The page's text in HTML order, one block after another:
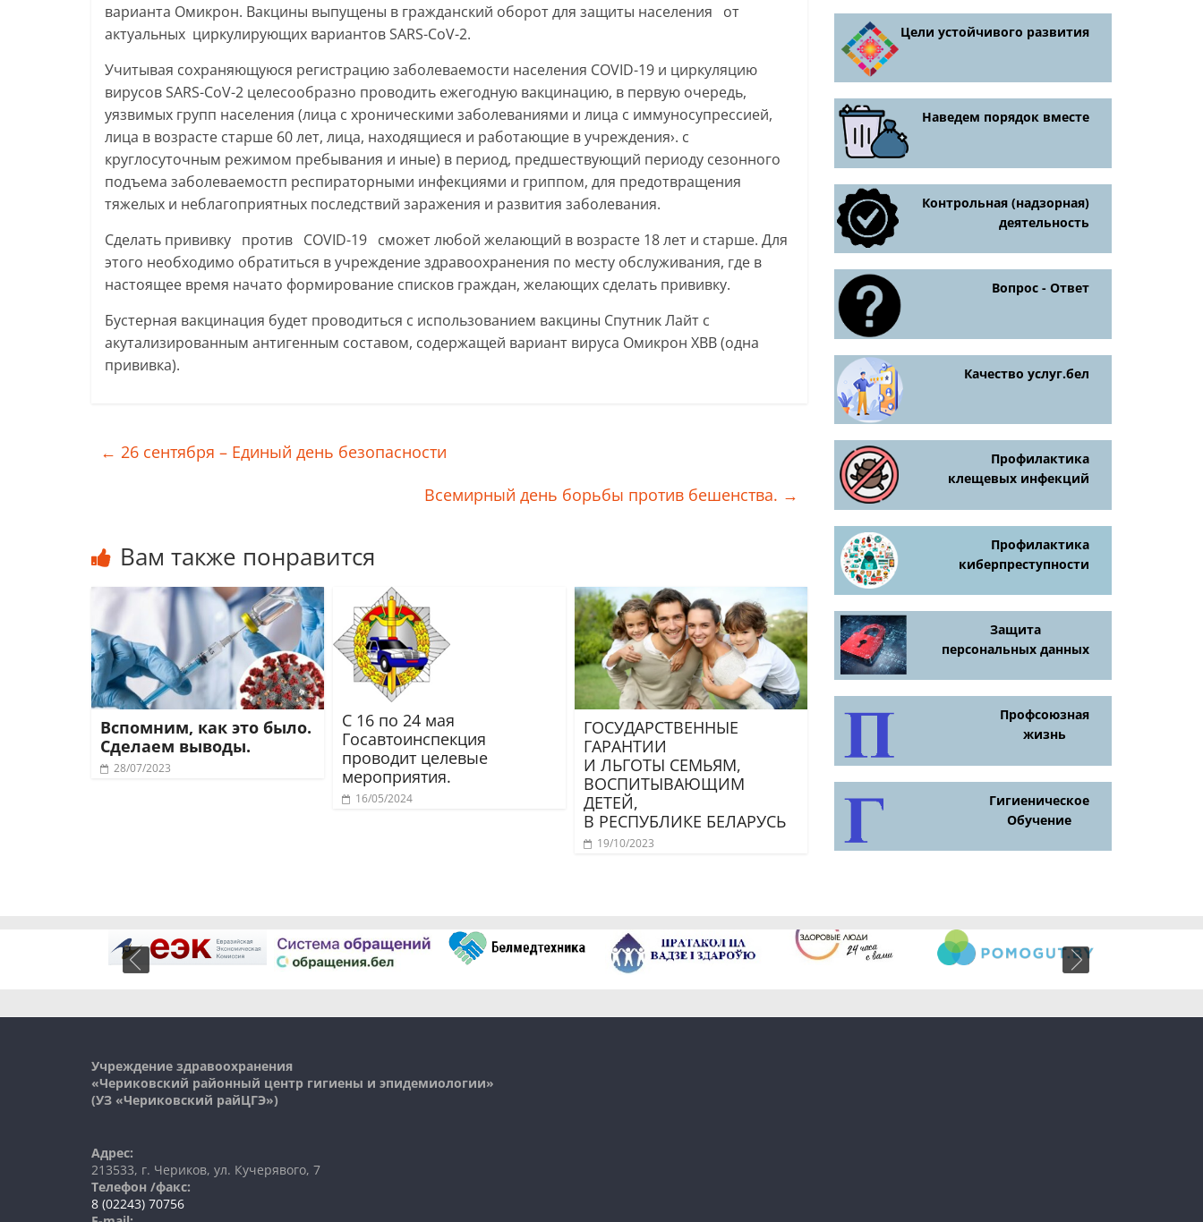
варианта Омикрон. Вакцины выпущены в гражданский оборот для защиты населения от
актуальных циркулирующих вариантов SARS-CoV-2.
Учитывая сохраняющуюся регистрацию заболеваемости населения COVID-19 и циркуляцию
вирусов SARS-CoV-2 целесообразно проводить ежегодную вакцинацию, в первую очередь,
уязвимых групп населения (лица с хроническими заболеваниями и лица с иммуносупрессией,
лица в возрасте старше 60 лет, лица, находящиеся и работающие в учреждения›. с
круглосуточным режимом пребывания и иные) в период, предшествующий периоду сезонного
подъема заболеваемостп респираторными инфекциями и гриппом, для предотвращения
тяжелых и неблагоприятных последствий заражения и развития заболевания.
Сделать прививку против COVID-19 сможет любой желающий в возрасте 18 лет и старше. Для
этого необходимо обратиться в учреждение здравоохранения по месту обслуживания, где в
настоящее время начато формирование списков граждан, желающих сделать прививку.
Бустерная вакцинация будет проводиться с использованием вакцины Спутник Лайт с
акутализированным антигенным составом, содержащей вариант вируса Омикрон XBB (одна
прививка).
← 26 сентября – Единый день безопасности
Всемирный день борьбы против бешенства. →
Вам также понравится
Вспомним, как это было.
Сделаем выводы.
28/07/2023
С 16 по 24 мая
Госавтоинспекция
проводит целевые
мероприятия.
16/05/2024
ГОСУДАРСТВЕННЫЕ
ГАРАНТИИ
И ЛЬГОТЫ СЕМЬЯМ,
ВОСПИТЫВАЮЩИМ
ДЕТЕЙ,
В РЕСПУБЛИКЕ БЕЛАРУСЬ
19/10/2023
Цели устойчивого развития
Наведем порядок вместе
Контрольная (надзорная)
деятельность
Вопрос - Ответ
Качество услуг.бел
Профилактика
клещевых инфекций
Профилактика
киберпреступности
Защита
персональных данных
Профсоюзная
жизнь
Гигиеническое
Обучение
Учреждение здравоохранения
«Чериковский районный центр гигиены и эпидемиологии»
(УЗ «Чериковский райЦГЭ»)
Адрес:
213533, г. Чериков, ул. Кучерявого, 7
Телефон /факс:
8 (02243) 70756